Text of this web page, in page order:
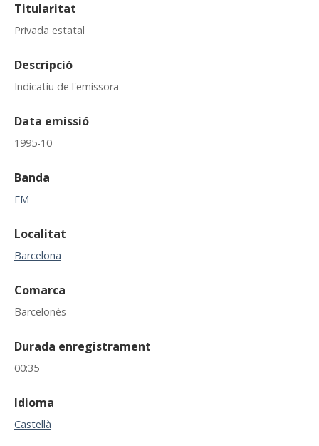
Titularitat
Privada estatal
Descripció
Indicatiu de l'emissora
Data emissió
1995-10
Banda
FM
Localitat
Barcelona
Comarca
Barcelonès
Durada enregistrament
00:35
Idioma
Castellà